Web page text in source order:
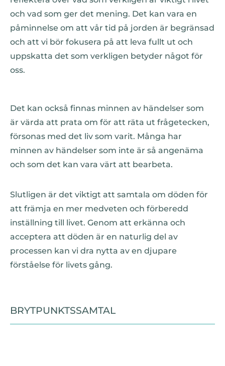
och vad som ger det mening. Det kan vara en
påminnelse om att vår tid på jorden är begränsad
och att vi bör fokusera på att leva fullt ut och
uppskatta det som verkligen betyder något för
oss.
Det kan också finnas minnen av händelser som
är värda att prata om för att räta ut frågetecken,
försonas med det liv som varit. Många har
minnen av händelser som inte är så angenäma
och som det kan vara värt att bearbeta.
Slutligen är det viktigt att samtala om döden för
att främja en mer medveten och förberedd
inställning till livet. Genom att erkänna och
acceptera att döden är en naturlig del av
processen kan vi dra nytta av en djupare
förståelse för livets gång.
BRYTPUNKTSSAMTAL